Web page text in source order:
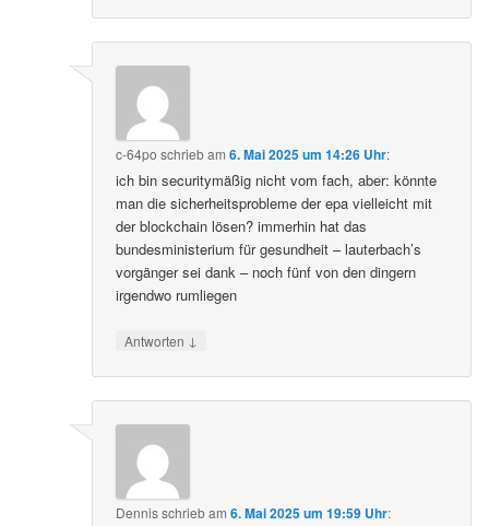
c-64po schriebam6. Mai 2025 um 14:26 Uhr:
ich bin securitymäßig nicht vom fach, aber: könnte
man die sicherheitsprobleme der epa vielleicht mit
der blockchain lösen? immerhin hat das
bundesministerium für gesundheit – lauterbach’s
vorgänger sei dank – noch fünf von den dingern
irgendwo rumliegen
Antworten ↓
Dennisschriebam6. Mai 2025 um 19:59 Uhr: